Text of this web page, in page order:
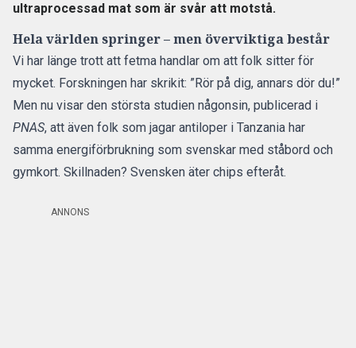
ultraprocessad mat som är svår att motstå.
Hela världen springer – men överviktiga består
Vi har länge trott att fetma handlar om att folk sitter för
mycket. Forskningen har skrikit: ”Rör på dig, annars dör du!”
Men nu visar den största studien någonsin, publicerad i
PNAS, att även folk som jagar antiloper i Tanzania har
samma energiförbrukning som svenskar med ståbord och
gymkort. Skillnaden? Svensken äter chips efteråt.
ANNONS